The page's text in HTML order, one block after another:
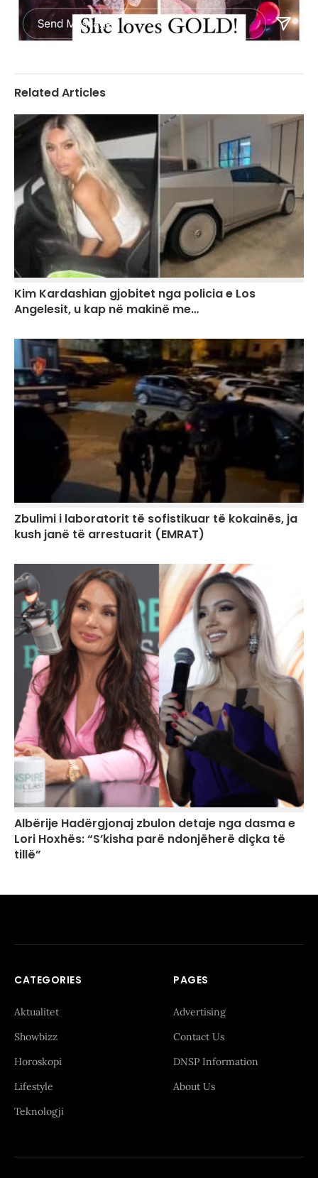
Related Articles
Kim Kardashian gjobitet nga policia e Los
Angelesit, u kap në makinë me…
Zbulimi i laboratorit të sofistikuar të kokainës, ja
kush janë të arrestuarit (EMRAT)
Albërije Hadërgjonaj zbulon detaje nga dasma e
Lori Hoxhës: “S’kisha parë ndonjëherë diçka të
tillë”
CATEGORIES
Aktualitet
Showbizz
Horoskopi
Lifestyle
Teknologji
PAGES
Advertising
Contact Us
DNSP Information
About Us